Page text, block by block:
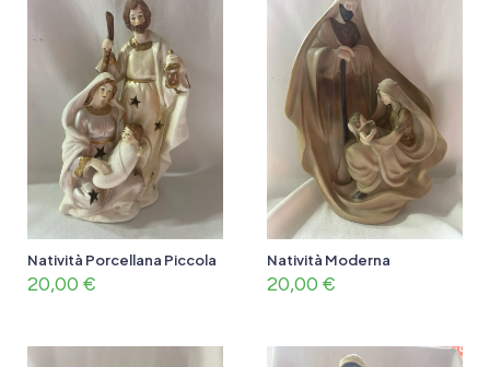
Natività Porcellana Piccola
20,00 €
Natività Moderna
20,00 €